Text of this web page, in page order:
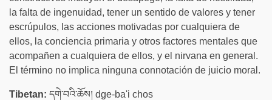
la falta de ingenuidad, tener un sentido de valores y tener
escrúpulos, las acciones motivadas por cualquiera de
ellos, la conciencia primaria y otros factores mentales que
acompañen a cualquiera de ellos, y el nirvana en general.
El término no implica ninguna connotación de juicio moral.
Tibetan: དགེ་བའི་ཆོས། dge-ba'i chos